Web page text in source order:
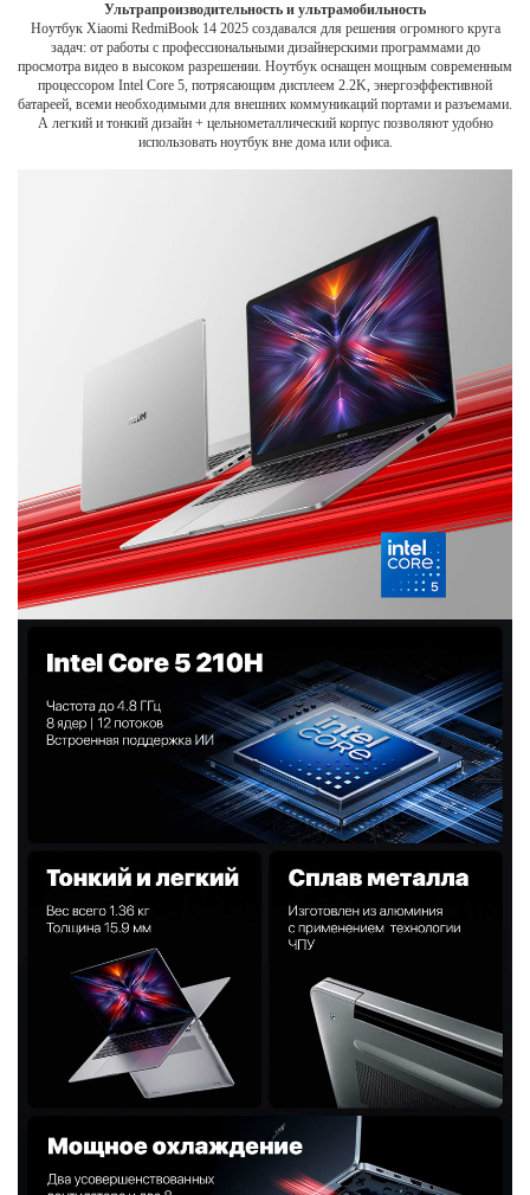
Ультрапроизводительность и ультрамобильность
Ноутбук Xiaomi RedmiBook 14 2025 создавался для решения огромного круга
задач: от работы с профессиональными дизайнерскими программами до
просмотра видео в высоком разрешении. Ноутбук оснащен мощным современным
процессором Intel Core 5, потрясающим дисплеем 2.2K, энергоэффективной
батареей, всеми необходимыми для внешних коммуникаций портами и разъемами.
А легкий и тонкий дизайн + цельнометаллический корпус позволяют удобно
использовать ноутбук вне дома или офиса.